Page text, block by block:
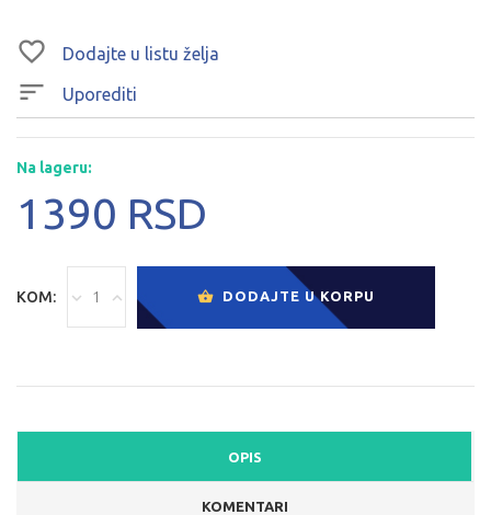
Dodajte u listu želja
Uporediti
Na lageru:
1390 RSD
KOM: DODAJTE U KORPU
OPIS
KOMENTARI